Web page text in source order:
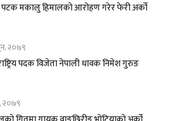
पटक मकालु हिमालको आरोहण गरेर फेरी अर्को
२०७९
पदक विजेता नेपाली धावक निमेश गुरुङ
२०७९